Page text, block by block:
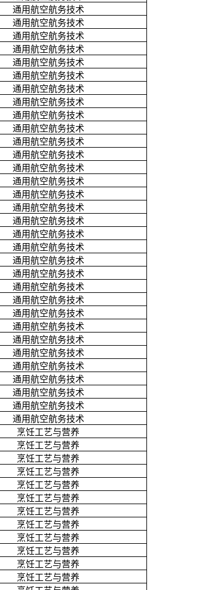
通用航空航务技术
通用航空航务技术
通用航空航务技术
通用航空航务技术
通用航空航务技术
通用航空航务技术
通用航空航务技术
通用航空航务技术
通用航空航务技术
通用航空航务技术
通用航空航务技术
通用航空航务技术
通用航空航务技术
通用航空航务技术
通用航空航务技术
通用航空航务技术
通用航空航务技术
通用航空航务技术
通用航空航务技术
通用航空航务技术
通用航空航务技术
通用航空航务技术
通用航空航务技术
通用航空航务技术
通用航空航务技术
通用航空航务技术
通用航空航务技术
通用航空航务技术
通用航空航务技术
通用航空航务技术
通用航空航务技术
通用航空航务技术
烹饪工艺与营养
烹饪工艺与营养
烹饪工艺与营养
烹饪工艺与营养
烹饪工艺与营养
烹饪工艺与营养
烹饪工艺与营养
烹饪工艺与营养
烹饪工艺与营养
烹饪工艺与营养
烹饪工艺与营养
烹饪工艺与营养